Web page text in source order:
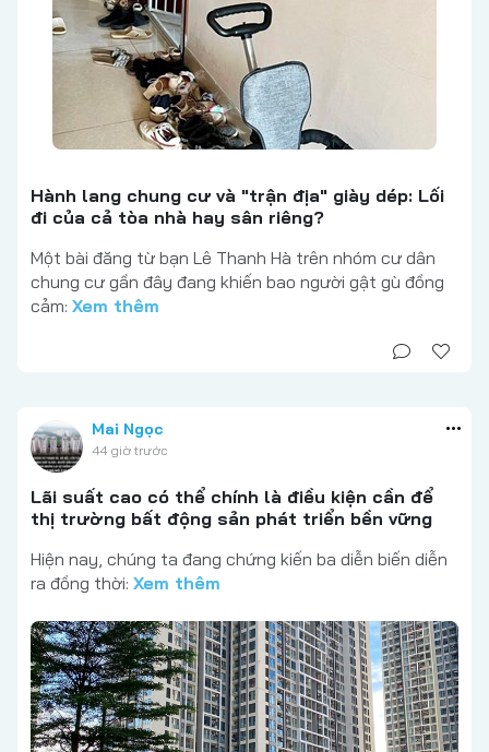
Hành lang chung cư và "trận địa" giày dép: Lối
đi của cả tòa nhà hay sân riêng?
Một bài đăng từ bạn Lê Thanh Hà trên nhóm cư dân
chung cư gần đây đang khiến bao người gật gù đồng
cảm: Xem thêm
Mai Ngọc
44 giờ trước
Lãi suất cao có thể chính là điều kiện cần để
thị trường bất động sản phát triển bền vững
Hiện nay, chúng ta đang chứng kiến ba diễn biến diễn
ra đồng thời: Xem thêm